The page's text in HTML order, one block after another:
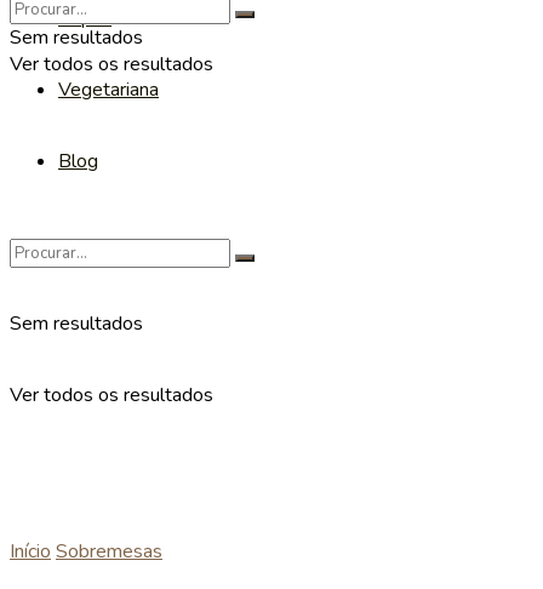
Sopas
Vegetariana
Blog
Sem resultados
Ver todos os resultados
Sem resultados
Ver todos os resultados
Início Sobremesas